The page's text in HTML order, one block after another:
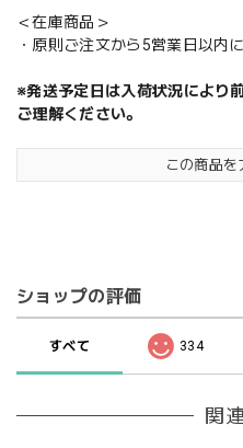
＜在庫商品＞
・原則ご注文から5営業日以内
※発送予定日は入荷状況により
ご理解ください。
この商品を
ショップの評価
すべて 334
関